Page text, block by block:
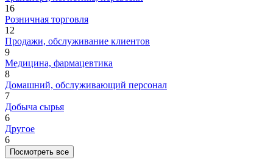
16
Розничная торговля
12
Продажи, обслуживание клиентов
9
Медицина, фармацевтика
8
Домашний, обслуживающий персонал
7
Добыча сырья
6
Другое
6
Посмотреть все